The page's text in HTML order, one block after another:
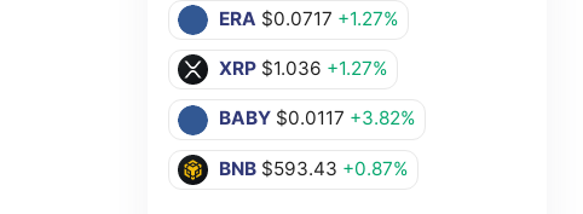
ERA $0.0717 +1.27%
XRP $1.036 +1.27%
BABY $0.0117 +3.82%
BNB $593.43 +0.87%